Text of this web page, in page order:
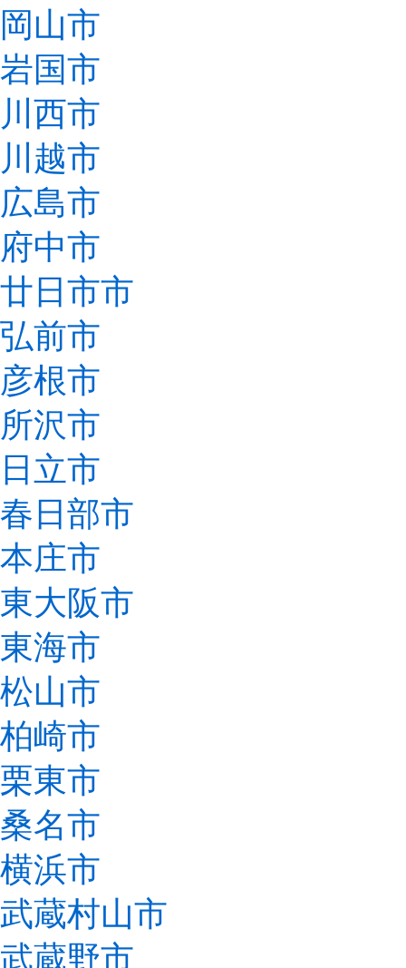
岡山市
岩国市
川西市
川越市
広島市
府中市
廿日市市
弘前市
彦根市
所沢市
日立市
春日部市
本庄市
東大阪市
東海市
松山市
柏崎市
栗東市
桑名市
横浜市
武蔵村山市
武蔵野市